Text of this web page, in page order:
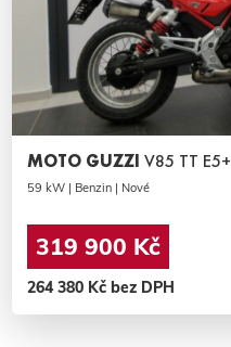
MOTO GUZZI V85 TT E5+
59 kW | Benzin | Nové
319 900 Kč
264 380 Kč bez DPH